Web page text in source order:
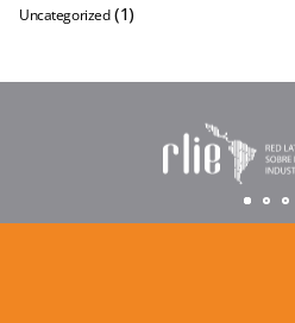
Uncategorized (1)